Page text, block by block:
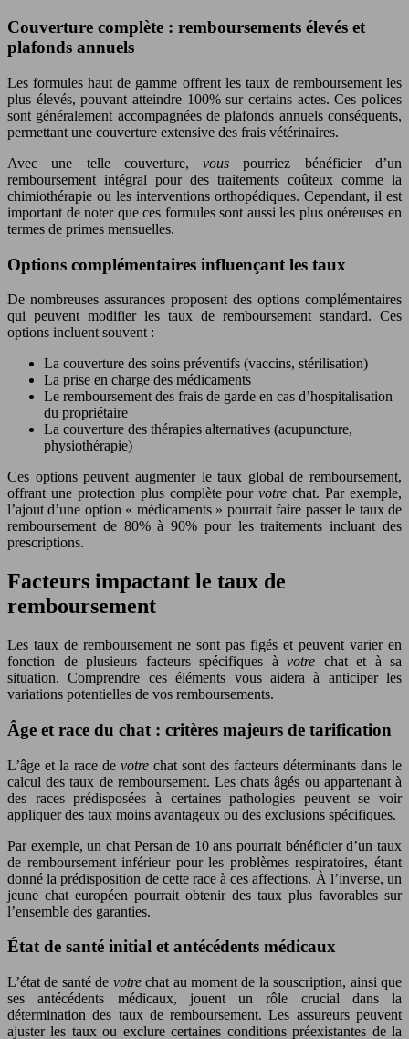
Couverture complète : remboursements élevés et
plafonds annuels
Les formules haut de gamme offrent les taux de remboursement les
plus élevés, pouvant atteindre 100% sur certains actes. Ces polices
sont généralement accompagnées de plafonds annuels conséquents,
permettant une couverture extensive des frais vétérinaires.
Avec une telle couverture,vouspourriez bénéficier d’un
remboursement intégral pour des traitements coûteux comme la
chimiothérapie ou les interventions orthopédiques. Cependant, il est
important de noter que ces formules sont aussi les plus onéreuses en
termes de primes mensuelles.
Options complémentaires influençant les taux
De nombreuses assurances proposent des options complémentaires
qui peuvent modifier les taux de remboursement standard. Ces
options incluent souvent :
La couverture des soins préventifs (vaccins, stérilisation)
La prise en charge des médicaments
Le remboursement des frais de garde en cas d’hospitalisation
du propriétaire
La couverture des thérapies alternatives (acupuncture,
physiothérapie)
Ces options peuvent augmenter le taux global de remboursement,
offrant une protection plus complète pourvotrechat. Par exemple,
l’ajout d’une option « médicaments » pourrait faire passer le taux de
remboursement de 80% à 90% pour les traitements incluant des
prescriptions.
Facteurs impactant le taux de
remboursement
Les taux de remboursement ne sont pas figés et peuvent varier en
fonction de plusieurs facteurs spécifiques à votre chat et à sa
situation. Comprendre ces éléments vous aidera à anticiper les
variations potentielles de vos remboursements.
Âge et race du chat : critères majeurs de tarification
L’âge et la race de votre chat sont des facteurs déterminants dans le
calcul des taux de remboursement. Les chats âgés ou appartenant à
des races prédisposées à certaines pathologies peuvent se voir
appliquer des taux moins avantageux ou des exclusions spécifiques.
Par exemple, un chat Persan de 10 ans pourrait bénéficier d’un taux
de remboursement inférieur pour les problèmes respiratoires, étant
donné la prédisposition de cette race à ces affections. À l’inverse, un
jeune chat européen pourrait obtenir des taux plus favorables sur
l’ensemble des garanties.
État de santé initial et antécédents médicaux
L’état de santé de votrechat au moment de la souscription, ainsi que
ses antécédents médicaux, jouent un rôle crucial dans la
détermination des taux de remboursement. Les assureurs peuvent
ajuster les taux ou exclure certaines conditions préexistantes de la